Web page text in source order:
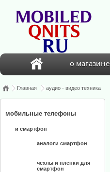
о магазине
Главная аудио - видео техника
мобильные телефоны
и смартфон
аналоги смартфон
чехлы и пленки для
смартфон